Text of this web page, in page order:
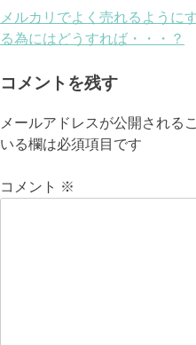
投
ナ
ビ
ゲ
ー
メルカリでよく売れるように
る為にはどうすれば・・・？
コメントを残す
メールアドレスが公開される
いる欄は必須項目です
コメント ※